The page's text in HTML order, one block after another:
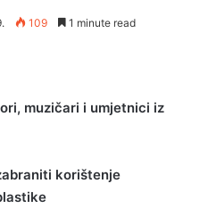
109 1 minute read
muzičari i umjetnici iz
korištenje